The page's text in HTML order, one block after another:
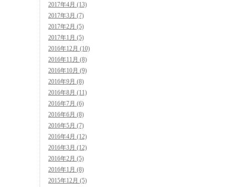
2017年4月 (13)
2017年3月 (7)
2017年2月 (5)
2017年1月 (5)
2016年12月 (10)
2016年11月 (8)
2016年10月 (9)
2016年9月 (8)
2016年8月 (11)
2016年7月 (6)
2016年6月 (8)
2016年5月 (7)
2016年4月 (12)
2016年3月 (12)
2016年2月 (5)
2016年1月 (8)
2015年12月 (5)